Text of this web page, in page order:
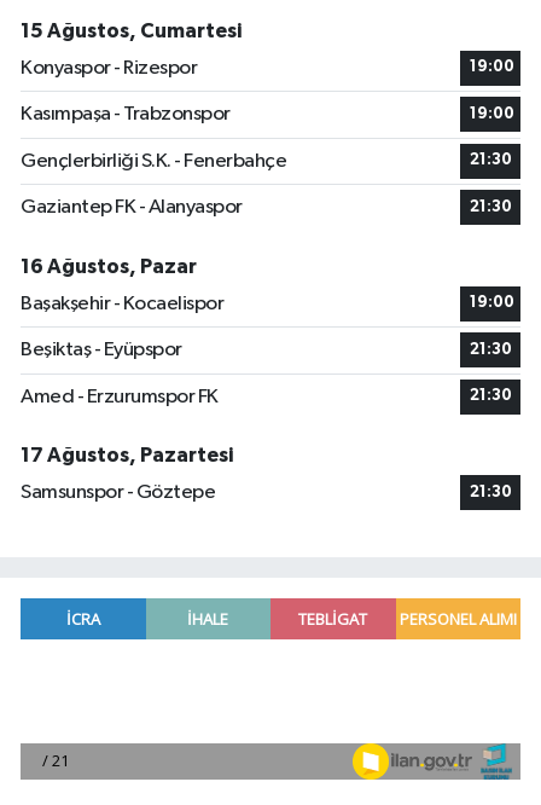
15 Ağustos, Cumartesi
Konyaspor - Rizespor
19:00
Kasımpaşa - Trabzonspor 19:00
Gençlerbirliği S.K. - Fenerbahçe 21:30
Gaziantep FK - Alanyaspor 21:30
16 Ağustos, Pazar
Başakşehir - Kocaelispor
19:00
Beşiktaş - Eyüpspor 21:30
Amed - Erzurumspor FK 21:30
17 Ağustos, Pazartesi
Samsunspor - Göztepe
21:30
00:39 |
Mersin'de uyuşturucu operasyonunda 190